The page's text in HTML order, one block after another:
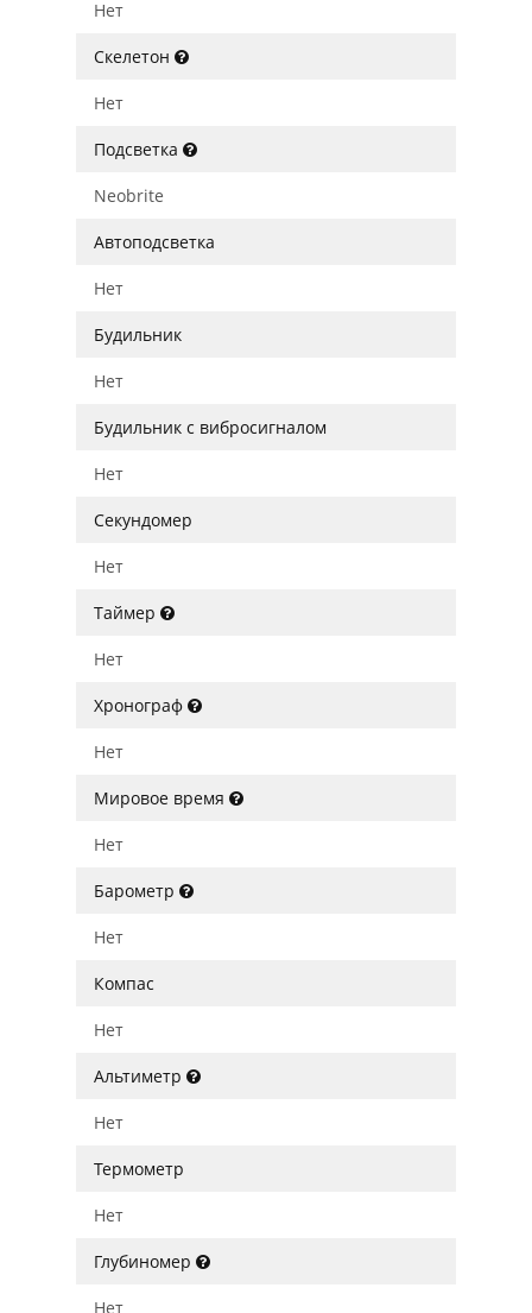
Нет
Скелетон
Нет
Подсветка
Neobrite
Автоподсветка
Нет
Будильник
Нет
Будильник с вибросигналом
Нет
Секундомер
Нет
Таймер
Нет
Хронограф
Нет
Мировое время
Нет
Барометр
Нет
Компас
Нет
Альтиметр
Нет
Термометр
Нет
Глубиномер
Нет